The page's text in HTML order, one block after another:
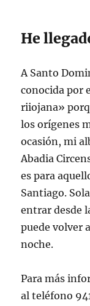
He
A Santo
conocida por
riiojana»
los orígenes
ocasión, mi
Abadia
es para
Santiago.
entrar desde
puede volver
noche.
Para más
al teléfono